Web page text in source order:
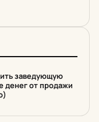
заведующую
денег от продажи